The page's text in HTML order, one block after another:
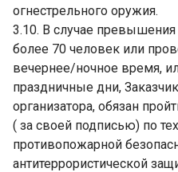
огнестрельного оружия.
3.10. В случае превышения
более 70 человек или
вечернее/ночное время,
праздничные дни,
организатора, обязан
( за своей подписью) по
противопожарной
антитеррористической